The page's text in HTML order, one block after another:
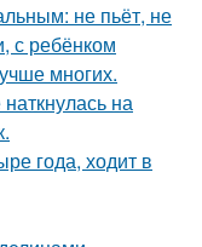
не пьёт, не
с ребёнком
многих.
на
года, ходит в